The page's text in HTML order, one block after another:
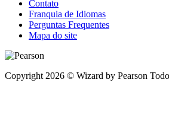
Contato
Franquia de Idiomas
Perguntas Frequentes
Mapa do site
Copyright 2026 © Wizard by Pearson